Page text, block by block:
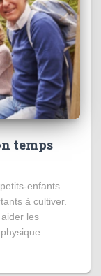
temps
enfants
à cultiver.
les